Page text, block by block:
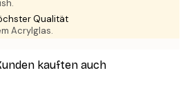
Qualität
Acrylglas.
kauften auch